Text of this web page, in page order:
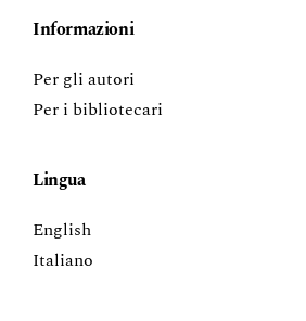
Informazioni
Per gli autori
Per i bibliotecari
Lingua
English
Italiano